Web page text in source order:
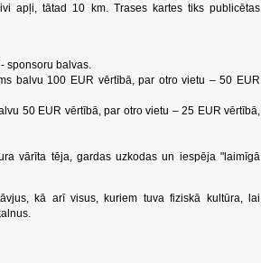
apļi, tātad 10 km. Trases kartes tiks publicētas
sponsoru balvas.
balvu 100 EUR vērtībā, par otro vietu – 50 EUR
50 EUR vērtībā, par otro vietu – 25 EUR vērtībā,
vārīta tēja, gardas uzkodas un iespēja "laimīgā
kā arī visus, kuriem tuva fiziskā kultūra, lai